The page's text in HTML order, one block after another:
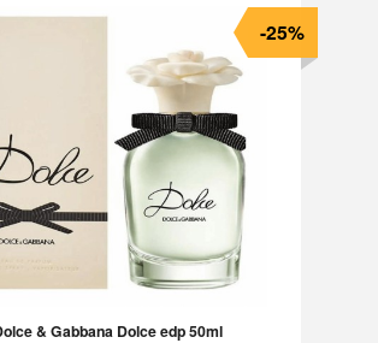
& Gabbana Dolce edp 50ml
-25%